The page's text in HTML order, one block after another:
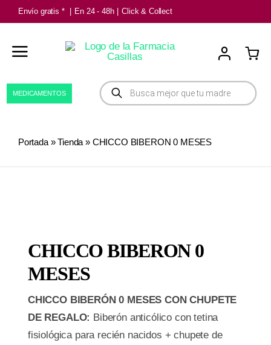
Saltar
al
contenido
Envío gratis * En 24 - 48h Click & Collect
Búsqueda
de
productos
MEDICAMENTOS
Portada»Tienda » CHICCO BIBERON 0 MESES
CHICCO BIBERON 0
MESES
CHICCO BIBERÓN 0 MESES CON CHUPETE
DE REGALO: Biberón anticólico con tetina
fisiológica para recién nacidos + chupete de